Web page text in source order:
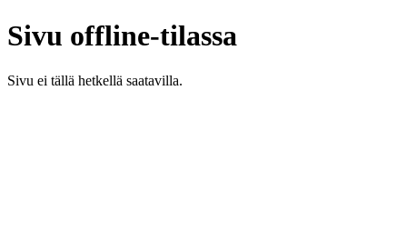
Sivu offline-tilassa
Sivu ei tällä hetkellä saatavilla.